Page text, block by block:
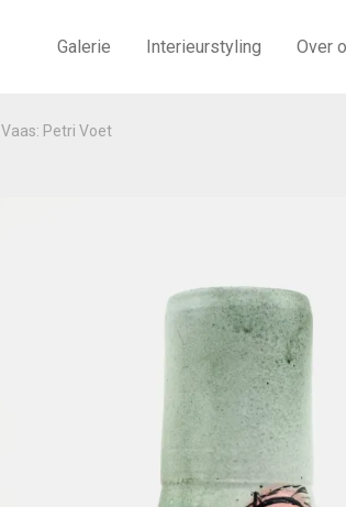
Galerie Interieurstyling Over
Vaas: Petri Voet